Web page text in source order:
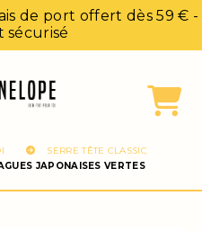
de port offert dès 59 € -
sécurisé
SERRE TÊTE CLASSIC
JAPONAISES VERTES